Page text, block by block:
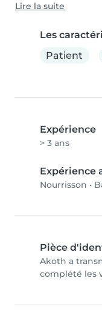
Lire la suite
Les
Patient
Expérience
> 3 ans
Expérience
Nourrisson •
Pièce
Akoth a
complété les